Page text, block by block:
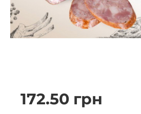
172.50 грн